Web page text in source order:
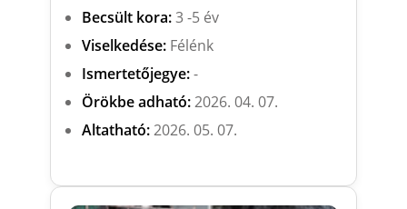
Becsült kora:3 -5 év
Viselkedése:Félénk
Ismertetőjegye:-
Örökbe adható:2026. 04. 07.
Altatható:2026. 05. 07.